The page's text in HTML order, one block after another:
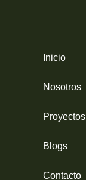
Inicio
Nosotros
Proyectos
Blogs
Contacto